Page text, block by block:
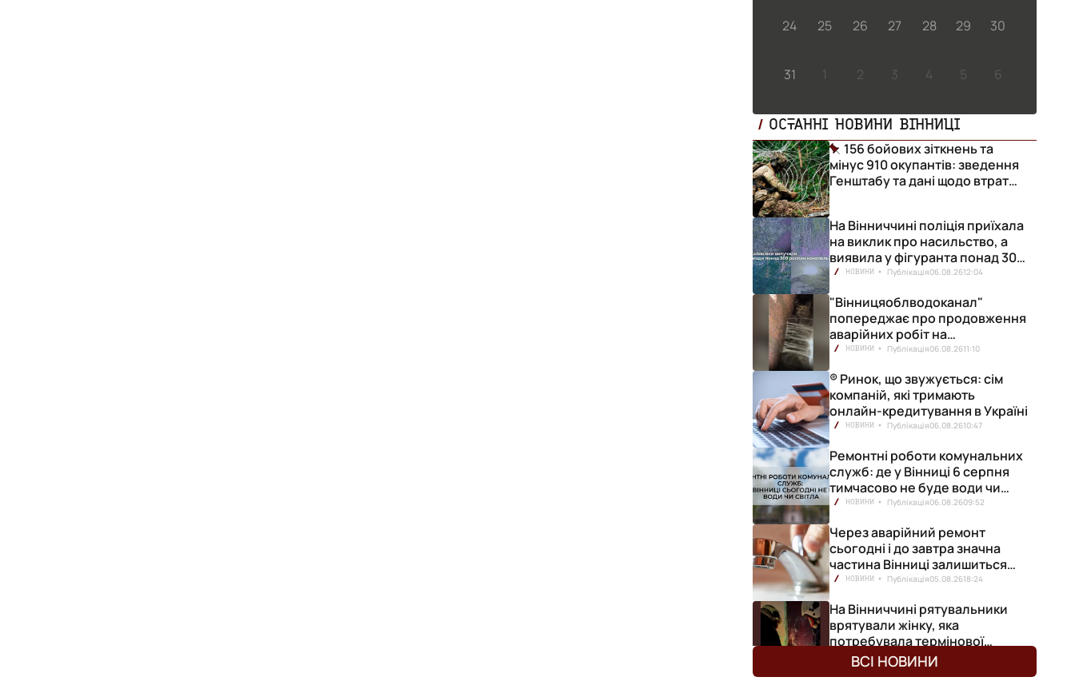
24 25 26 27 28 29 30
31 1 2 3 4 5 6
ОСТАННІ НОВИНИ ВІННИЦІ
156 бойових зіткнень та
мінус 910 окупантів: зведення
Генштабу та дані щодо втрат
На Вінниччині поліція приїхала
на виклик про насильство, а
виявила у фігуранта понад 300
конопель
НОВИНИ Публікація06.08.2612:04
"Вінницяоблводоканал"
попереджає про продовження
аварійних робіт на
водопровідній станції
НОВИНИ Публікація06.08.2611:10
® Ринок, що звужується: сім
компаній, які тримають
онлайн-кредитування в Україні
НОВИНИ Публікація06.08.2610:47
Ремонтні роботи комунальних
служб: де у Вінниці 6 серпня
тимчасово не буде води чи
світла
НОВИНИ Публікація06.08.2609:52
Через аварійний ремонт
сьогодні і до завтра значна
частина Вінниці залишиться
без води
НОВИНИ Публікація05.08.2618:24
На Вінниччині рятувальники
врятували жінку, яка
потребувала термінової
медичної допомоги
НОВИНИ Публікація05.08.26
ВСІ НОВИНИ